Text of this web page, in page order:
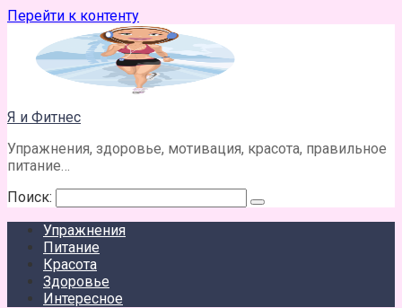
Перейти к контенту
Я и Фитнес
Упражнения, здоровье, мотивация, красота, правильное
питание…
Поиск:
Упражнения
Питание
Красота
Здоровье
Интересное